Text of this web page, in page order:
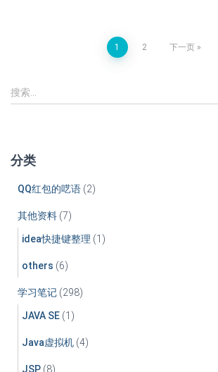
章
1 2 下一页
搜
索
搜索…
分类
QQ红包的呓语 (2)
其他资料 (7)
idea快捷键整理 (1)
others (6)
学习笔记 (298)
JAVA SE (1)
Java虚拟机 (4)
JSP (8)